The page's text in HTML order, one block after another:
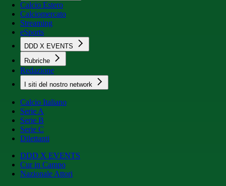
Calcio Estero
Calciomercato
Streaming
eSports
DDD X EVENTS
Rubriche
Redazione
I siti del nostro network
Calcio Italiano
Serie A
Serie B
Serie C
Dilettanti
DDD X EVENTS
Cur in Campo
Nazionale Attori